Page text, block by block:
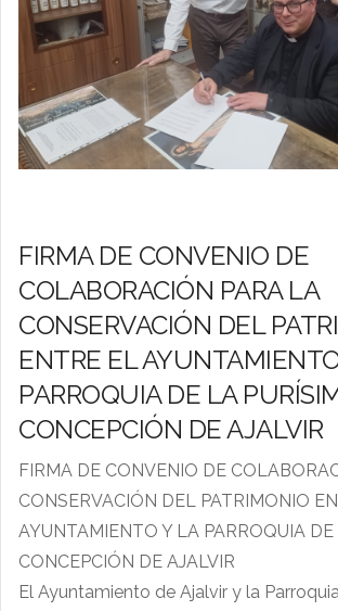
FIRMA DE CONVENIO DE
COLABORACIÓN PARA LA
CONSERVACIÓN DEL
ENTRE EL
PARROQUIA DE LA
CONCEPCIÓN DE AJALVIR
FIRMA DE CONVENIO DE
CONSERVACIÓN DEL PATRIMONIO
AYUNTAMIENTO Y LA PARROQUIA
CONCEPCIÓN DE AJALVIR
El Ayuntamiento de Ajalvir y la